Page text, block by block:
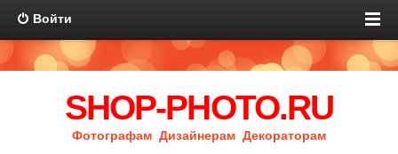
Войти
SHOP-PHOTO.RU
Фотографам Дизайнерам Декораторам